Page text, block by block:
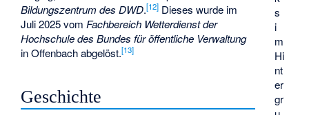
s
i
m
Hi
nt
er
gr
Bildungszentrum des DWD.[12] Dieses wurde im
Juli 2025 vom Fachbereich Wetterdienst der
Hochschule des Bundes für öffentliche Verwaltung
in Offenbach abgelöst.[13]
Geschichte